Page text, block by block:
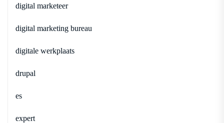
digital marketeer
digital marketing bureau
digitale werkplaats
drupal
es
expert